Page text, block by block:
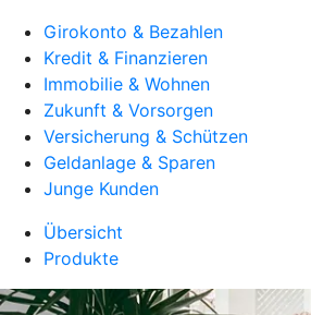
Girokonto & Bezahlen
Kredit & Finanzieren
Immobilie & Wohnen
Zukunft & Vorsorgen
Versicherung & Schützen
Geldanlage & Sparen
Junge Kunden
Übersicht
Produkte